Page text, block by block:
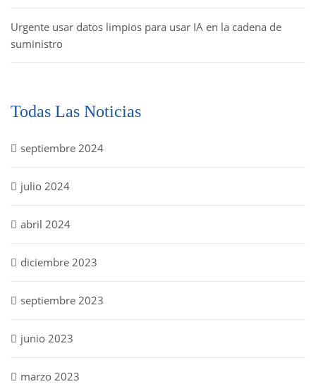
Urgente usar datos limpios para usar IA en la cadena de
suministro
Todas Las Noticias
septiembre 2024
julio 2024
abril 2024
diciembre 2023
septiembre 2023
junio 2023
marzo 2023